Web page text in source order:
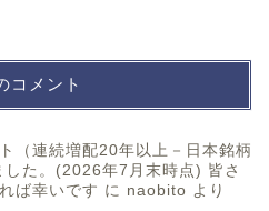
コメント
（連続増配20年以上－日本銘柄
た。(2026年7月末時点) 皆さ
ば幸いです に naobito より